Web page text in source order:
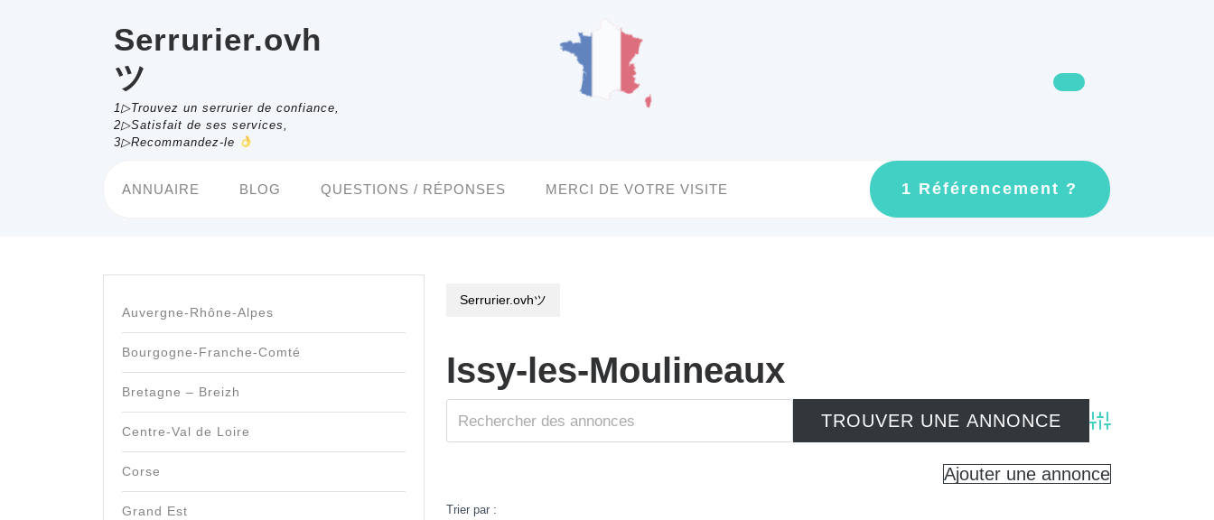
Serrurier.ovh
ツ
1▷Trouvez un serrurier de confiance,
2▷Satisfait de ses services,
3▷Recommandez-le
ANNUAIRE BLOG QUESTIONS / RÉPONSES MERCI DE VOTRE VISITE 1 Référencement ?
GET
AN
Auvergne-Rhône-Alpes
Bourgogne-Franche-Comté
Bretagne – Breizh
Centre-Val de Loire
Corse
Grand Est
Serrurier.ovhツ
Issy-les-Moulineaux
Advanced Search
Ajouter une annonce
Trier par :